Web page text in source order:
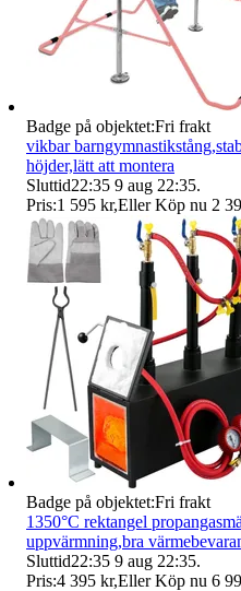
Badge på objektet:Fri frakt
vikbar
höjder,lätt att montera
Sluttid22:35 9 aug 22:35.
Pris:1 595 kr,Eller Köp nu 2
Badge på objektet:Fri frakt
1350°C rektangel
uppvärmning,bra
Sluttid22:35 9 aug 22:35.
Pris:4 395 kr,Eller Köp nu 6